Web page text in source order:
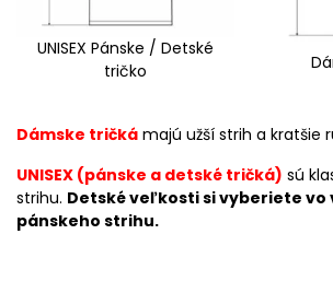
UNISEX Pánske / Detské
tričko
Dámske tričká majú užší strih a kratšie
UNISEX (pánske a detské tričká) sú
strihu. Detské veľkosti si vyberiete vo
pánskeho strihu.